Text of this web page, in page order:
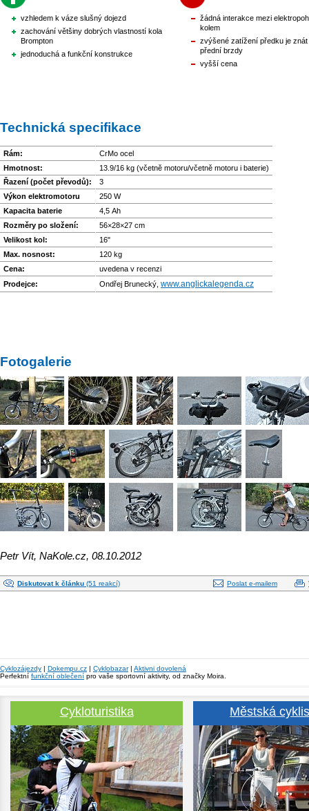
vzhledem k váze slušný dojezd
zachování většiny dobrých vlastností kola
Brompton
jednoduchá a funkční konstrukce
žádná interakce mezi
kolem
zvýšené zatížení předku je
přední brzdy
vyšší cena
Technická specifikace
Rám:
CrMo ocel
Hmotnost:
13.9/16 kg (včetně motoru/včetně motoru i baterie)
Řazení (počet převodů):
3
Výkon elektromotoru
250 W
Kapacita baterie
4,5 Ah
Rozměry po složení:
56×28×27 cm
Velikost kol:
16"
Max. nosnost:
120 kg
Cena:
uvedena v recenzi
Prodejce:
Ondřej Brunecký, www.anglickale­genda.cz
Fotogalerie
Petr Vít, NaKole.cz, 08.10.2012
Diskutovat k článku (51 reakcí) Poslat e-mailem
Cyklozájezdy | Dokempu.cz | Cyklobazar| Aktivni dovolená
Perfektní funkční oblečení pro vaše sportovní aktivity, od značky Moira.
Cykloturistika Městská